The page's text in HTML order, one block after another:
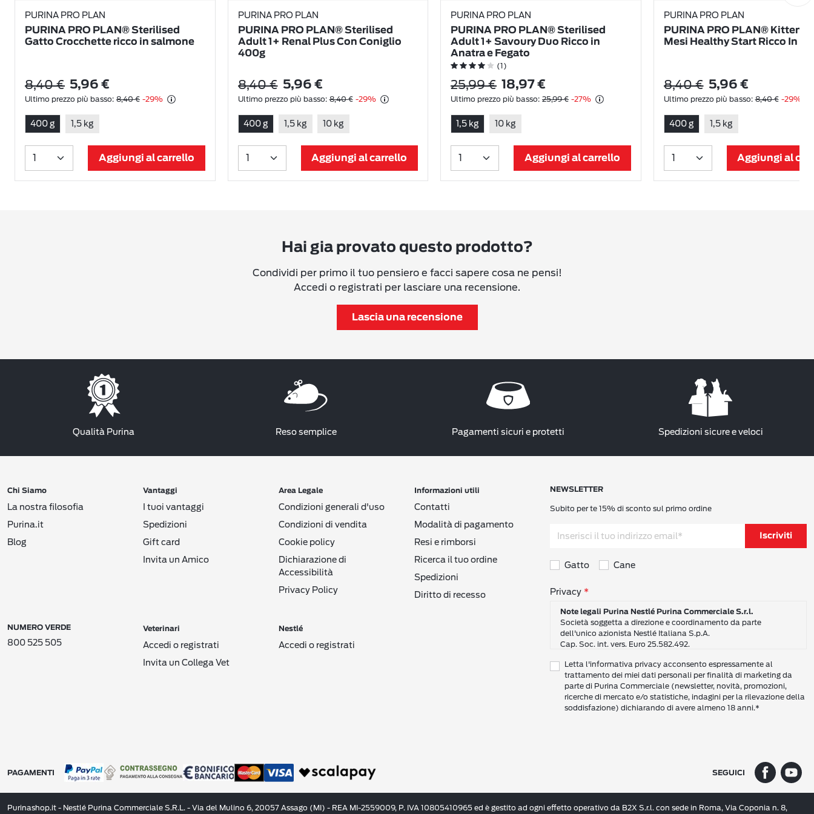
PURINA PRO PLAN
PURINA PRO PLAN® Sterilised
Gatto Crocchette ricco in salmone
8,40 € 5,96 €
Ultimo prezzo più basso: 8,40 € -29%
400 g 1,5 kg
Aggiungi al carrello
PURINA PRO PLAN
PURINA PRO PLAN® Sterilised
Adult 1+ Renal Plus Con Coniglio
400g
8,40 € 5,96 €
Ultimo prezzo più basso: 8,40 € -29%
400 g 1,5 kg 10 kg
Aggiungi al carrello
PURINA PRO PLAN
PURINA PRO PLAN® Sterilised
Adult 1+ Savoury Duo Ricco in
Anatra e Fegato
(1)
25,99 € 18,97 €
Ultimo prezzo più basso: 25,99 € -27%
1,5 kg 10 kg
Aggiungi al carrello
PURINA PRO PLAN
PURINA PRO PLAN® Kitten 1-
Mesi Healthy Start Ricco In
8,40 € 5,96 €
Ultimo prezzo più basso: 8,40 € -29%
400 g 1,5 kg
Aggiungi al
Hai gia provato questo prodotto?
Condividi per primo il tuo pensiero e facci sapere cosa ne pensi!
Accedi o registrati per lasciare una recensione.
Lascia una recensione
Qualità Purina Reso semplice Pagamenti sicuri e protetti Spedizioni sicure e veloci
NEWSLETTER
Subito per te 15% di sconto sul primo ordine
Iscriviti
Gatto Cane
Consensi sulla privacy
Privacy
Note legali Purina Nestlé Purina Commerciale S.r.l.
Società soggetta a direzione e coordinamento da parte
dell'unico azionista Nestlé Italiana S.p.A.
Cap. Soc. int. vers. Euro 25.582.492.
6 - 20057 Assago (Mi)
Tel.: +39 02 8181 1
Codice Fiscale e Partita I.V.A. 10805410965
PEC: pur.it@pec.it
(“Informativa”) per conoscere le nostre politiche e pratiche relative ai vostri Dati
Questa Informativa vale per i singoli individui che interagiscono con i servizi di
Letta l'informativa privacy acconsento espressamente al
trattamento dei miei dati personali per finalità di marketing da
parte di Purina Commerciale (newsletter, novità, promozioni,
ricerche di mercato e/o statistiche, indagini per la rilevazione della
soddisfazione) dichiarando di avere almeno 18 anni.*
Chi Siamo
La nostra filosofia
Purina.it
Blog
Vantaggi
I tuoi vantaggi
Spedizioni
Gift card
Invita un Amico
Area Legale
Condizioni generali d'uso
Condizioni di vendita
Cookie policy
Dichiarazione di
Accessibilità
Privacy Policy
Informazioni utili
Contatti
Modalità di pagamento
Resi e rimborsi
Ricerca il tuo ordine
Spedizioni
Diritto di recesso
Veterinari
Accedi o registrati
Invita un Collega Vet
Nestlé
Accedi o registrati
NUMERO VERDE
800 525 505
PAGAMENTI SEGUICI
Purinashop.it - Nestlé Purina Commerciale S.R.L. - Via del Mulino 6, 20057 Assago (MI) - REA MI-2559009, P. IVA 10805410965 ed è gestito ad ogni effetto operativo da B2X S.r.l. con sede in Roma, Via Coponia n. 8,